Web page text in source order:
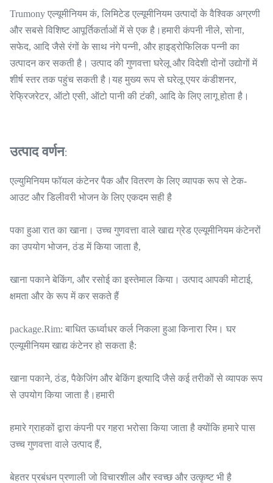
Trumony एल्यूमीनियम कं, लिमिटेड एल्यूमीनियम उत्पादों के वैश्विक अग्रणी
और सबसे विशिष्ट आपूर्तिकर्ताओं में से एक है।हमारी कंपनी नीले, सोना,
सफेद, आदि जैसे रंगों के साथ नंगे पन्नी, और हाइड्रोफिलिक पन्नी का
उत्पादन कर सकती है। उत्पाद की गुणवत्ता घरेलू और विदेशी दोनों उद्योगों में
शीर्ष स्तर तक पहुंच सकती है।यह मुख्य रूप से घरेलू एयर कंडीशनर,
रेफ्रिजरेटर, ऑटो एसी, ऑटो पानी की टंकी, आदि के लिए लागू होता है।
उत्पाद वर्णन:
एल्युमिनियम फॉयल कंटेनर पैक और वितरण के लिए व्यापक रूप से टेक-
आउट और डिलीवरी भोजन के लिए एकदम सही है
पका हुआ रात का खाना। उच्च गुणवत्ता वाले खाद्य ग्रेड एल्यूमीनियम कंटेनरों
का उपयोग भोजन, ठंड में किया जाता है,
खाना पकाने बेकिंग, और रसोई का इस्तेमाल किया। उत्पाद आपकी मोटाई,
क्षमता और के रूप में कर सकते हैं
package.Rim: बाधित ऊर्ध्वाधर कर्ल निकला हुआ किनारा रिम। घर
एल्यूमीनियम खाद्य कंटेनर हो सकता है:
खाना पकाने, ठंड, पैकेजिंग और बेकिंग इत्यादि जैसे कई तरीकों से व्यापक रूप
से उपयोग किया जाता है।हमारी
हमारे ग्राहकों द्वारा कंपनी पर गहरा भरोसा किया जाता है क्योंकि हमारे पास
उच्च गुणवत्ता वाले उत्पाद हैं,
बेहतर प्रबंधन प्रणाली जो विचारशील और स्वच्छ और उत्कृष्ट भी है